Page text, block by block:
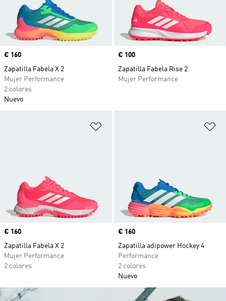
Precio
€ 160
Zapatilla Fabela X 2
Mujer Performance
2 colores
Nuevo
Precio
€ 100
Zapatilla Fabela Rise 2
Mujer Performance
Precio
€ 160
Zapatilla Fabela X 2
Mujer Performance
2 colores
Precio
€ 160
Zapatilla adipower Hockey 4
Performance
2 colores
Nuevo